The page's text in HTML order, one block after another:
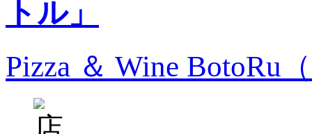
Pizza ＆ Wine BotoRu